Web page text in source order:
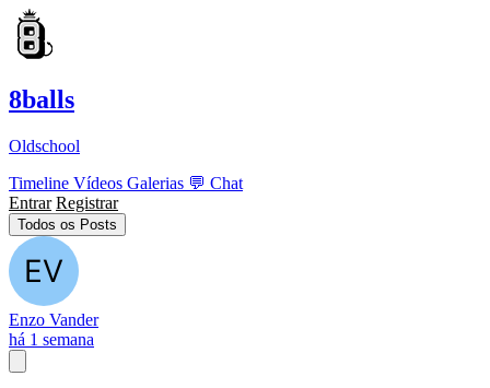
8balls
Oldschool
Timeline Vídeos Galerias 💬 Chat
Entrar Registrar
Todos os Posts
Enzo Vander
há 1 semana